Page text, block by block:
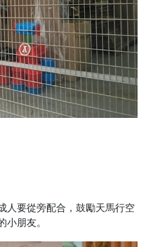
人要從旁配合，鼓勵天馬行空
小朋友。